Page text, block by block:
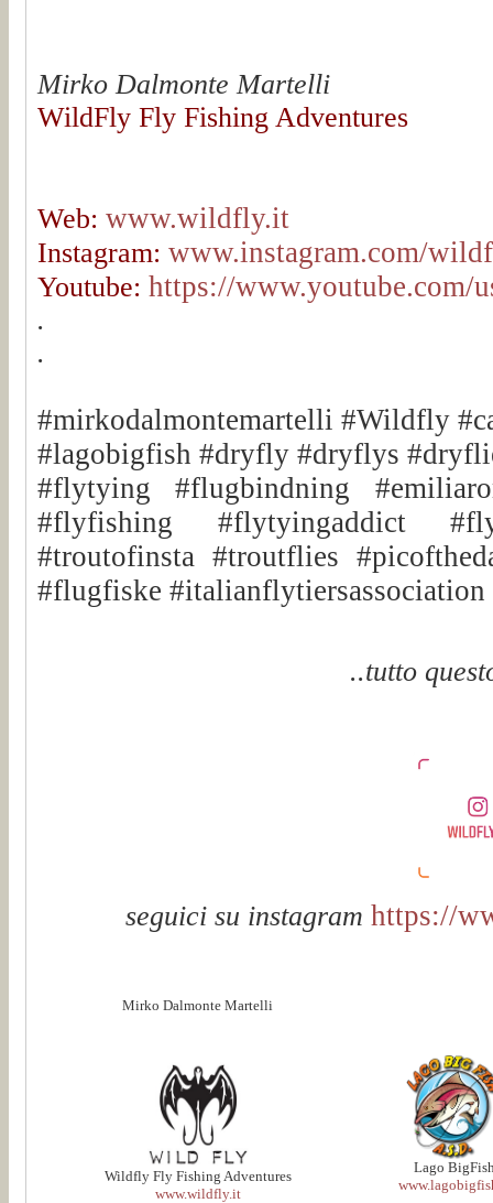
Mirko Dalmonte Martelli
WildFly Fly Fishing Adventures
Web: www.wildfly.it
Instagram: www.instagram.com/
Youtube: https://www.youtube.com/
.
.
#mirkodalmontemartelli #Wildfly
#lagobigfish #dryfly #dryflys
#flytying #flugbindning
#flyfishing #flytyingaddict
#troutofinsta #troutflies
#flugfiske #italianflytiersassociation
..tutto
seguici su instagram https://
Mirko Dalmonte Martelli
Wildfly Fly Fishing Adventures
www.wildfly.it
Lago